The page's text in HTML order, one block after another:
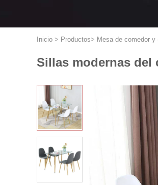
Inicio > Productos> Mesa de comedor y
Sillas modernas del